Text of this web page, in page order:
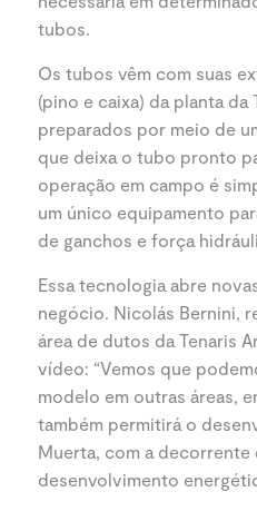
tubos.
Os tubos vêm com suas
(pino e caixa) da planta da
preparados por meio de
que deixa o tubo pronto
operação em campo é
um único equipamento
de ganchos e força
Essa tecnologia abre
negócio. Nicolás Bernini,
área de dutos da Tenaris
vídeo: “Vemos que
modelo em outras áreas,
também permitirá o
Muerta, com a
desenvolvimento